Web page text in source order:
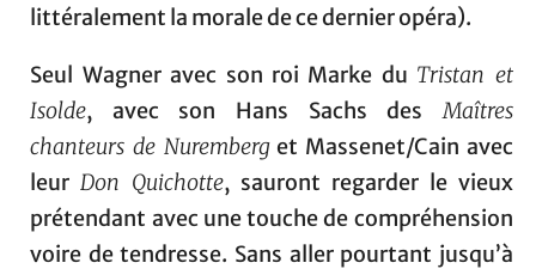
littéralement la morale de ce dernier opéra).
Seul Wagner avec son roi Marke du Tristan et
Isolde, avec son Hans Sachs desMaîtres
chanteurs de Nuremberget Massenet/Cain avec
leurDon Quichotte, sauront regarder le vieux
prétendant avec une touche de compréhension
voire de tendresse. Sans aller pourtant jusqu’à